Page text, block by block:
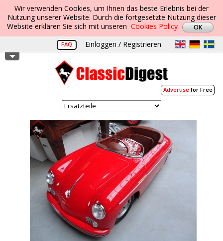
Wir verwenden Cookies, um Ihnen das beste Erlebnis bei der
Nutzung unserer Website. Durch die fortgesetzte Nutzung dieser
Website erklären Sie sich mit unseren Cookies Policy
FAQ Einloggen / Registrieren
Advertisefor Free